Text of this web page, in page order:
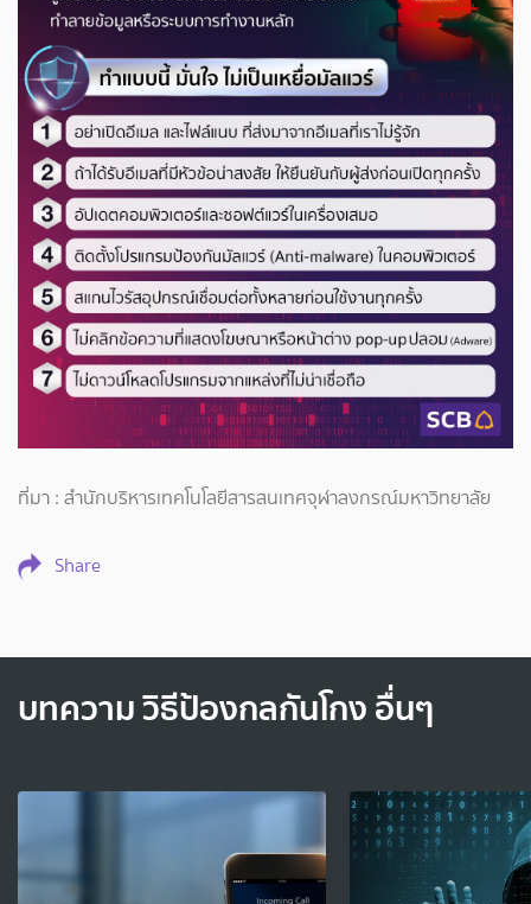
ที่มา : สำนักบริหารเทคโนโลยีสารสนเทศจุฬาลงกรณ์มหาวิทยาลัย
Share
บทความ วิธีป้องกลกันโกง อื่นๆ